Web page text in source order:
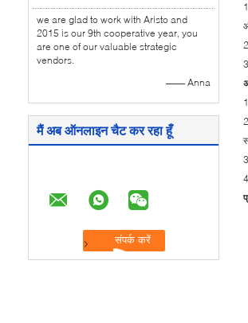
we are glad to work with Aristo and
2015 is our 9th cooperative year, you
are one of our valuable strategic
vendors.
—— Anna
मैं अब ऑनलाइन चैट कर रहा हूँ